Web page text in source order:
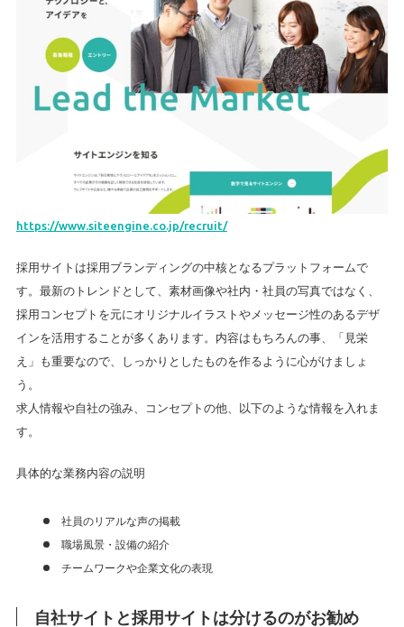
https://www.siteengine.co.jp/recruit/
採用サイトは採用ブランディングの中核となるプラットフォームで
す。最新のトレンドとして、素材画像や社内・社員の写真ではなく、
採用コンセプトを元にオリジナルイラストやメッセージ性のあるデザ
インを活用することが多くあります。内容はもちろんの事、「見栄
え」も重要なので、しっかりとしたものを作るように心がけましょ
う。
求人情報や自社の強み、コンセプトの他、以下のような情報を入れま
す。
具体的な業務内容の説明
社員のリアルな声の掲載
職場風景・設備の紹介
チームワークや企業文化の表現
自社サイトと採用サイトは分けるのがお勧め